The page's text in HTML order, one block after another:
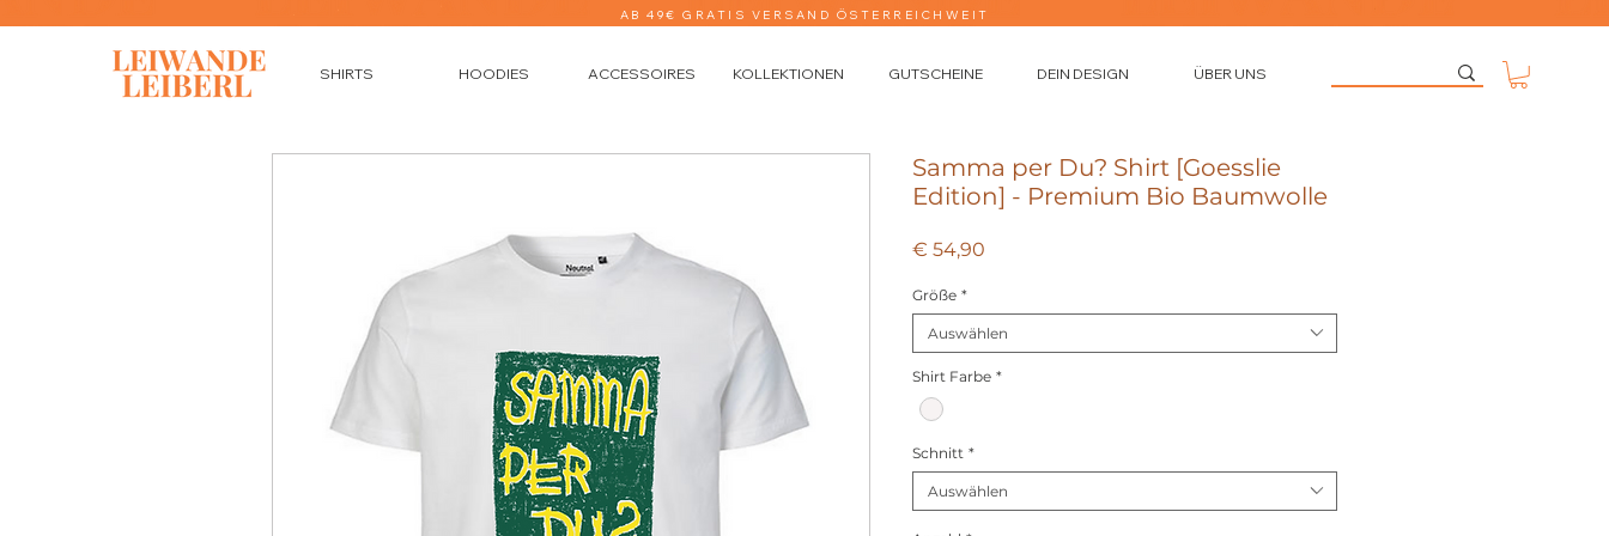
AB 49€ GRATIS VERSAND ÖSTERREICHWEIT
SHIRTS HOODIES ACCESSOIRES KOLLEKTIONEN GUTSCHEINE DEIN DESIGN ÜBER UNS
Samma per Du? Shirt [Goesslie
Edition] - Premium Bio Baumwolle
€ 54,90
Größe *
Auswählen
Shirt Farbe *
Schnitt *
Auswählen